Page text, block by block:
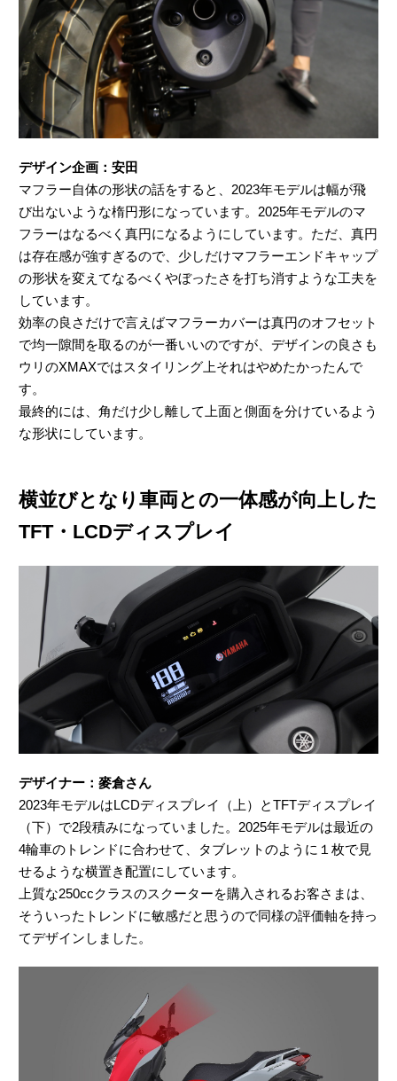
デザイン企画：安田
マフラー自体の形状の話をすると、2023年モデルは幅が飛
び出ないような楕円形になっています。2025年モデルのマ
フラーはなるべく真円になるようにしています。ただ、真円
は存在感が強すぎるので、少しだけマフラーエンドキャップ
の形状を変えてなるべくやぼったさを打ち消すような工夫を
しています。
効率の良さだけで言えばマフラーカバーは真円のオフセット
で均一隙間を取るのが一番いいのですが、デザインの良さも
ウリのXMAXではスタイリング上それはやめたかったんで
す。
最終的には、角だけ少し離して上面と側面を分けているよう
な形状にしています。
横並びとなり車両との一体感が向上した
TFT・LCDディスプレイ
デザイナー：麥倉さん
2023年モデルはLCDディスプレイ（上）とTFTディスプレイ
（下）で2段積みになっていました。2025年モデルは最近の
4輪車のトレンドに合わせて、タブレットのように１枚で見
せるような横置き配置にしています。
上質な250ccクラスのスクーターを購入されるお客さまは、
そういったトレンドに敏感だと思うので同様の評価軸を持っ
てデザインしました。